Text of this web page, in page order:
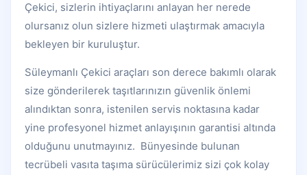
Çekici, sizlerin ihtiyaçlarını anlayan her nerede
olursanız olun sizlere hizmeti ulaştırmak amacıyla
bekleyen bir kuruluştur.
Süleymanlı Çekici araçları son derece bakımlı olarak
size gönderilerek taşıtlarınızın güvenlik önlemi
alındıktan sonra, istenilen servis noktasına kadar
yine profesyonel hizmet anlayışının garantisi altında
olduğunu unutmayınız. Bünyesinde bulunan
tecrübeli vasıta taşıma sürücülerimiz sizi çok kolay